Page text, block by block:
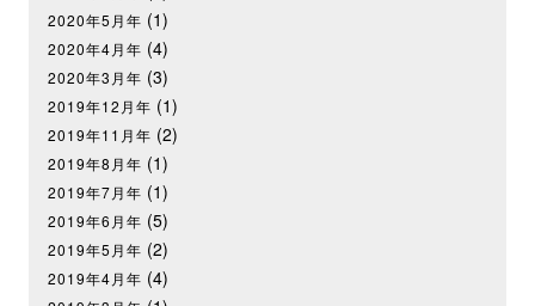
2020年5月年 (1)
2020年4月年 (4)
2020年3月年 (3)
2019年12月年 (1)
2019年11月年 (2)
2019年8月年 (1)
2019年7月年 (1)
2019年6月年 (5)
2019年5月年 (2)
2019年4月年 (4)